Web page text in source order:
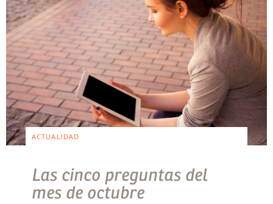
ACTUALIDAD
Las cinco preguntas del
mes de octubre